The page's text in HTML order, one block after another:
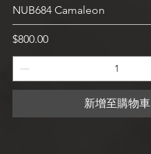
快速瀏覽
NUB684 Camaleon
價格
$800.00
新增至購物車